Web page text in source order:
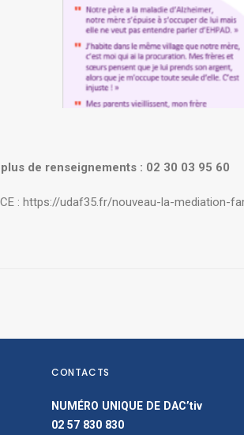
de renseignements : 02 30 03 95 60
: https://udaf35.fr/nouveau-la-mediation-
CONTACTS
NUMÉRO UNIQUE DE DAC’tiv
02 57 830 830